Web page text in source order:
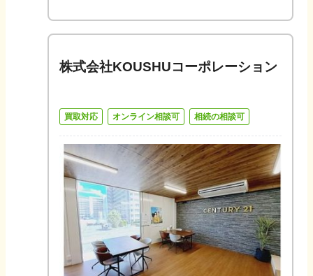
株式会社KOUSHUコーポレーション
買取対応 オンライン相談可 相続の相談可